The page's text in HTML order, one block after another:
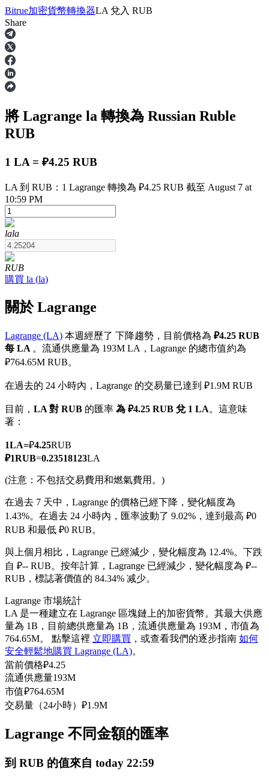
合約
USDT永續
多種以USDT結算的永續合約
幣本位永續
以數字貨幣為保證金的永續合約
TradFi
USDC永續
多種以USDC結算的永續合約
跟單
Bitrue加密貨幣轉換器LA 兌入 RUB
Share
將 Lagrange la 轉換為 Russian Ruble
RUB
1 LA = ₽4.25 RUB
LA 到 RUB：1 Lagrange 轉換為 ₽4.25 RUB 截至 August 7 at
10:59 PM
lala
RUB
購買 la (la)
關於 Lagrange
Lagrange (LA) 本週經歷了 下降趨勢，目前價格為 ₽4.25 RUB
每 LA 。流通供應量為 193M LA，Lagrange 的總市值約為
₽764.65M RUB。
在過去的 24 小時內，Lagrange 的交易量已達到 ₽1.9M RUB
目前， LA 對 RUB 的匯率 為 ₽4.25 RUB 兌 1 LA。這意味
著：
1LA=₽4.25RUB
₽1RUB=0.23518123LA
(注意：不包括交易費用和燃氣費用。)
在過去 7 天中，Lagrange 的價格已經下降，變化幅度為
1.43%。 在過去 24 小時內，匯率波動了 9.02%，達到最高 ₽0
RUB 和最低 ₽0 RUB。
與上個月相比，Lagrange 已經減少，變化幅度為 12.4%。下跌
自 ₽-- RUB。 按年計算，Lagrange 已經減少，變化幅度為 ₽--
RUB，標誌著價值的 84.34% 减少。
Lagrange 市場統計
LA 是一種建立在 Lagrange 區塊鏈上的加密貨幣。其最大供應
量為 1B，目前總供應量為 1B，流通供應量為 193M，市值為
764.65M。 點擊這裡 立即購買 ，或查看我們的逐步指南 如何
安全輕鬆地購買 Lagrange (LA)。
當前價格₽4.25
流通供應量193M
市值₽764.65M
交易量（24小時） ₽1.9M
Lagrange 不同金額的匯率
到 RUB 的值來自 today 22:59